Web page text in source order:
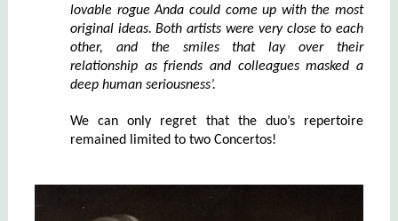
lovable rogue Anda could come up with the most
original ideas. Both artists were very close to each
other, and the smiles that lay over their
relationship as friends and colleagues masked a
deep human seriousness’.
We can only regret that the duo’s repertoire
remained limited to two Concertos!